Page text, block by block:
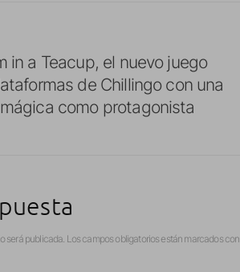
in a Teacup, el nuevo juego
de Chillingo con una
como protagonista
será publicada. Los campos obligatorios están marcados con